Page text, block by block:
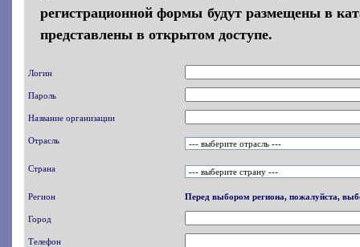
регистрационной формы будут размещены в
представлены в открытом доступе.
Логин
Пароль
Название организации
Отрасль
Страна
Регион Перед выбором региона, пожалуйста,
Город
Телефон